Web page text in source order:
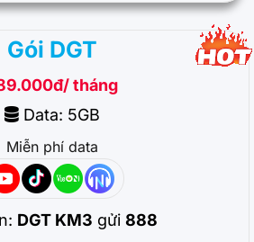
Gói DGT
tháng
Data: 5GB
Miễn phí data
DGT KM3 gửi 888